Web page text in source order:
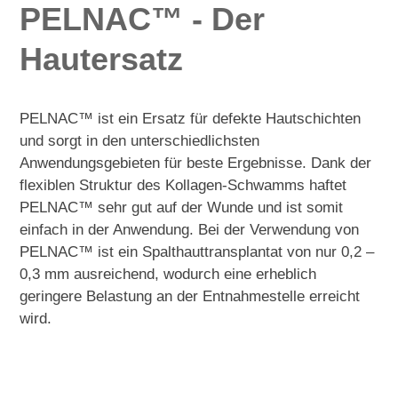
PELNAC™ - Der
Hautersatz
PELNAC™ ist ein Ersatz für defekte Hautschichten
und sorgt in den unterschiedlichsten
Anwendungsgebieten für beste Ergebnisse. Dank der
flexiblen Struktur des Kollagen-Schwamms haftet
PELNAC™ sehr gut auf der Wunde und ist somit
einfach in der Anwendung. Bei der Verwendung von
PELNAC™ ist ein Spalthauttransplantat von nur 0,2 –
0,3 mm ausreichend, wodurch eine erheblich
geringere Belastung an der Entnahmestelle erreicht
wird.